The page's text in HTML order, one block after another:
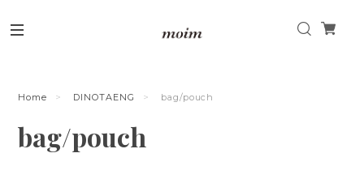
Home DINOTAENG bag/pouch
bag/pouch